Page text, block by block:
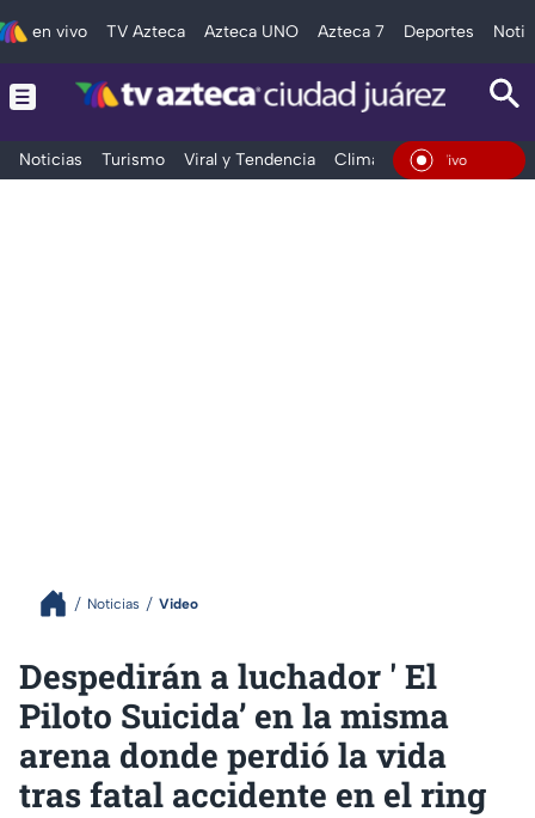
en vivo TV Azteca Azteca UNO Azteca 7 Deportes
Noticias Turismo Viral y Tendencia Clima Deportes
En Vivo
Noticias Video
Despedirán a luchador ' El
Piloto Suicida’ en la misma
arena donde perdió la vida
tras fatal accidente en el ring